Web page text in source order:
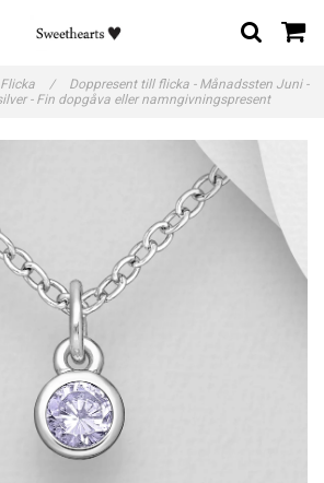
/
Doppresent till flicka - Månadssten Juni -
- Fin dopgåva eller namngivningspresent